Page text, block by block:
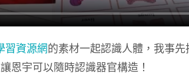
習資源網的素材一起認識人體，我事
恩宇可以隨時認識器官構造！